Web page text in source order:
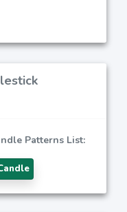
Patterns List: